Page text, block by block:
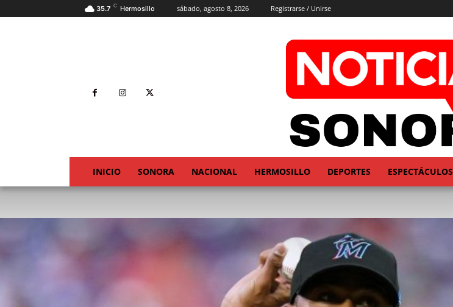
35.7 C Hermosillo sábado, agosto 8, 2026 Registrarse / Unirse
INICIO SONORA NACIONAL HERMOSILLO DEPORTES ESPECTÁCULOS